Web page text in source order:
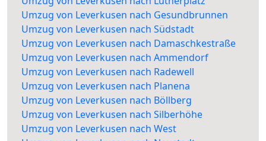
Umzug von Leverkusen nach Gesundbrunnen
Umzug von Leverkusen nach Südstadt
Umzug von Leverkusen nach Damaschkestraße
Umzug von Leverkusen nach Ammendorf
Umzug von Leverkusen nach Radewell
Umzug von Leverkusen nach Planena
Umzug von Leverkusen nach Böllberg
Umzug von Leverkusen nach Silberhöhe
Umzug von Leverkusen nach West